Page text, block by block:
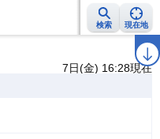
検索 現在地
ラ
7日(金) 16:28現在